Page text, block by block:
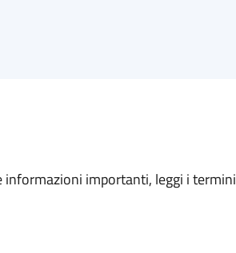
informazioni importanti, leggi i termini